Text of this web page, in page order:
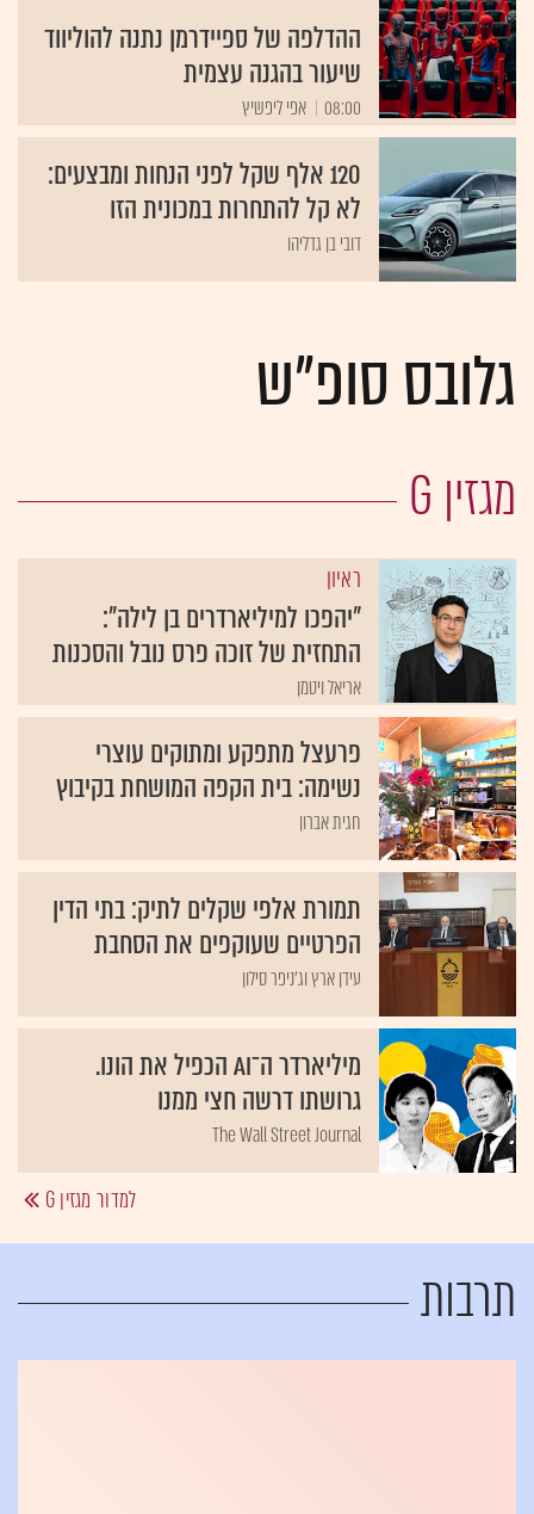
ההדלפה של ספיידרמן נתנה להוליווד
שיעור בהגנה עצמית
08:00 אפי ליפשיץ
120 אלף שקל לפני הנחות ומבצעים:
לא קל להתחרות במכונית הזו
דובי בן גדליהו
גלובס סופ"ש
מגזין G
ראיון
"יהפכו למיליארדרים בן לילה":
התחזית של זוכה פרס נובל והסכנות
אריאל ויטמן
פרעצל מתפקע ומתוקים עוצרי
נשימה: בית הקפה המושחת בקיבוץ
חגית אברון
תמורת אלפי שקלים לתיק: בתי הדין
הפרטיים שעוקפים את הסחבת
עידן ארץ וג'ניפר סילון
מיליארדר ה־AI הכפיל את הונו.
גרושתו דרשה חצי ממנו
The Wall Street Journal
למדור מגזין G
תרבות